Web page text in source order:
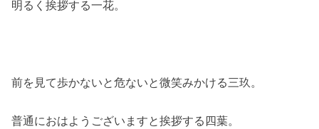
明るく挨拶する一花。
前を見て歩かないと危ないと微笑みかける三玖。
普通におはようございますと挨拶する四葉。